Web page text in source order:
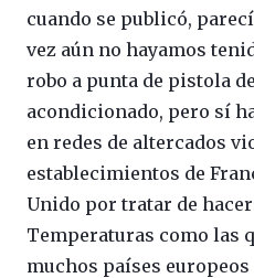
cuando se publicó,
vez aún no hayamos
robo a punta de pistola
acondicionado, pero sí
en redes de altercados
establecimientos de
Unido por tratar de
Temperaturas como las
muchos países europeos